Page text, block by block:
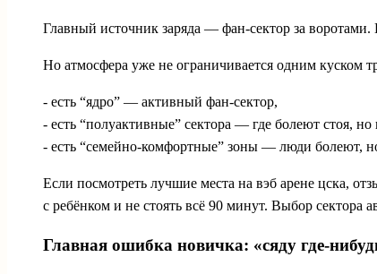
Главный источник заряда — фан-сектор за воротами.
Но атмосфера уже не ограничивается одним куском
- есть “ядро” — активный фан-сектор,
- есть “полуактивные” сектора — где болеют стоя, но
- есть “семейно-комфортные” зоны — люди болеют, но
Если посмотреть лучшие места на вэб арене цска,
с ребёнком и не стоять всё 90 минут. Выбор сектора
Главная ошибка новичка: «сяду где-